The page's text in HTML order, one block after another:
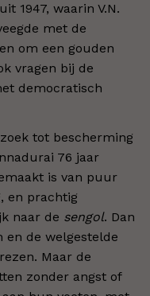
1947, waarin V.N.
met de
om een gouden
vragen bij de
democratisch
tot bescherming
76 jaar
is van puur
en prachtig
naar de sengol. Dan
en de welgestelde
Maar de
zonder angst of